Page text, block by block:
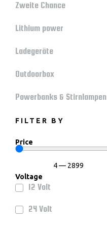
Zweite Chance
Lithium power
Ladegeräte
Outdoorbox
Powerbanks & Stirnlampen
FILTER BY
Price
4— 2899
Voltage
12 Volt
24 Volt